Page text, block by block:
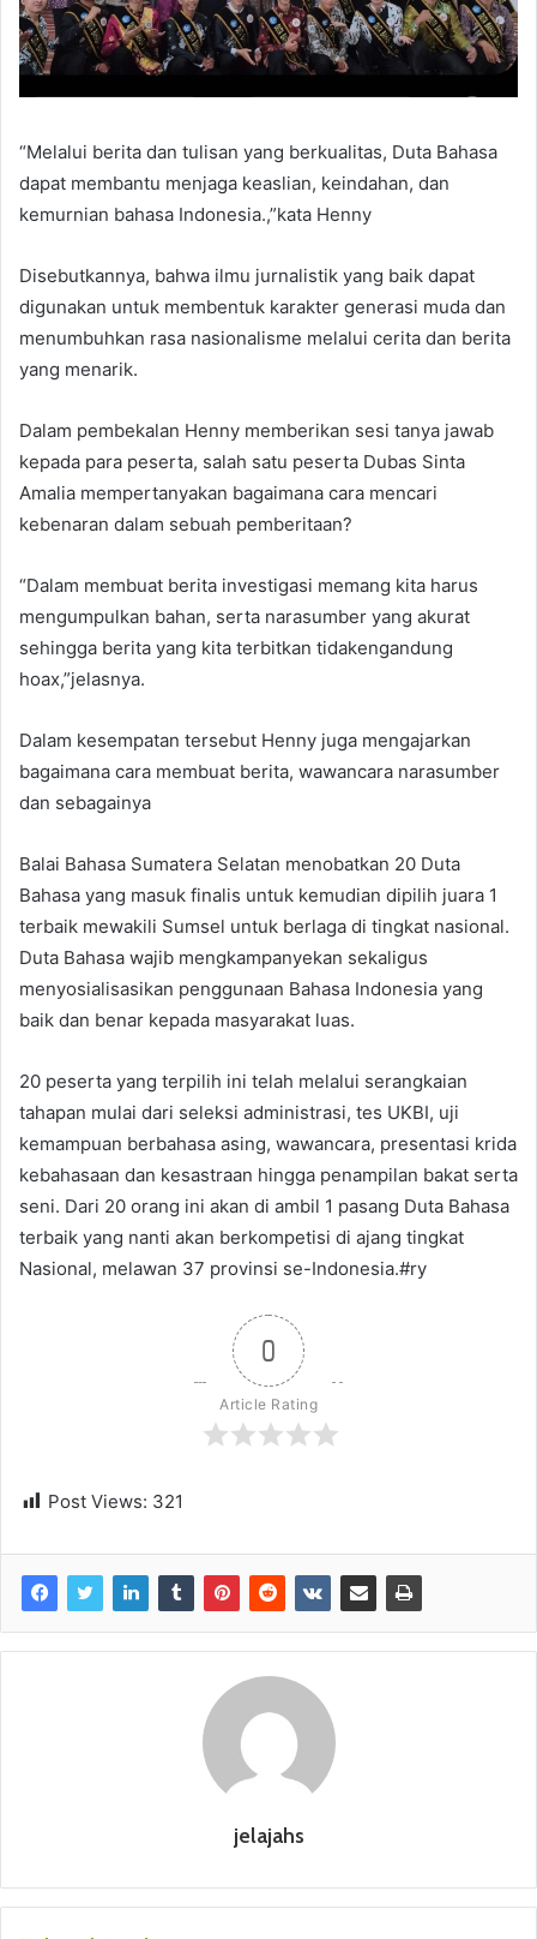
“Melalui berita dan tulisan yang berkualitas, Duta Bahasa
dapat membantu menjaga keaslian, keindahan, dan
kemurnian bahasa Indonesia.,”kata Henny
Disebutkannya, bahwa ilmu jurnalistik yang baik dapat
digunakan untuk membentuk karakter generasi muda dan
menumbuhkan rasa nasionalisme melalui cerita dan berita
yang menarik.
Dalam pembekalan Henny memberikan sesi tanya jawab
kepada para peserta, salah satu peserta Dubas Sinta
Amalia mempertanyakan bagaimana cara mencari
kebenaran dalam sebuah pemberitaan?
“Dalam membuat berita investigasi memang kita harus
mengumpulkan bahan, serta narasumber yang akurat
sehingga berita yang kita terbitkan tidakengandung
hoax,”jelasnya.
Dalam kesempatan tersebut Henny juga mengajarkan
bagaimana cara membuat berita, wawancara narasumber
dan sebagainya
Balai Bahasa Sumatera Selatan menobatkan 20 Duta
Bahasa yang masuk finalis untuk kemudian dipilih juara 1
terbaik mewakili Sumsel untuk berlaga di tingkat nasional.
Duta Bahasa wajib mengkampanyekan sekaligus
menyosialisasikan penggunaan Bahasa Indonesia yang
baik dan benar kepada masyarakat luas.
20 peserta yang terpilih ini telah melalui serangkaian
tahapan mulai dari seleksi administrasi, tes UKBI, uji
kemampuan berbahasa asing, wawancara, presentasi krida
kebahasaan dan kesastraan hingga penampilan bakat serta
seni. Dari 20 orang ini akan di ambil 1 pasang Duta Bahasa
terbaik yang nanti akan berkompetisi di ajang tingkat
Nasional, melawan 37 provinsi se-Indonesia.#ry
0
Article Rating
Post Views: 321
jelajahs